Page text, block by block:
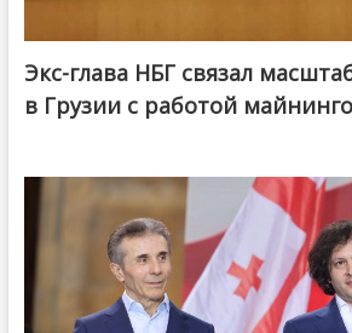
Экс-глава НБГ связал
в Грузии с работой